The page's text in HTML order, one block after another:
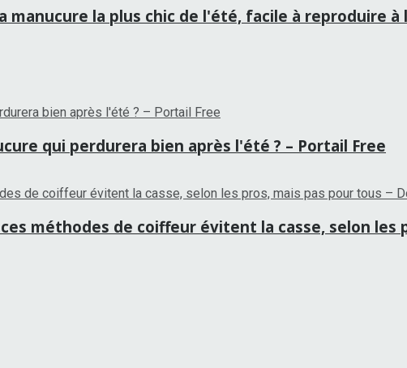
manucure la plus chic de l'été, facile à reproduire à
qui perdurera bien après l'été ? – Portail Free
méthodes de coiffeur évitent la casse, selon les